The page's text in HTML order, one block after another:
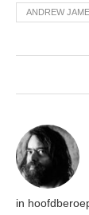
ANDREW
in